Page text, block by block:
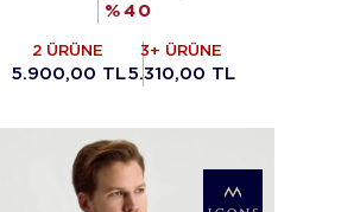
%40
2 ÜRÜNE
5.900,00 TL
3+ ÜRÜNE
5.310,00 TL